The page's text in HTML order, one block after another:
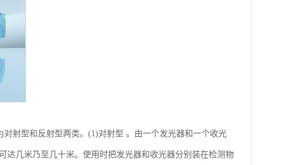
射型和反射型两类。(1)对射型 。由一个发光器和一个收光
达几米乃至几十米。使用时把发光器和收光器分别装在检测物